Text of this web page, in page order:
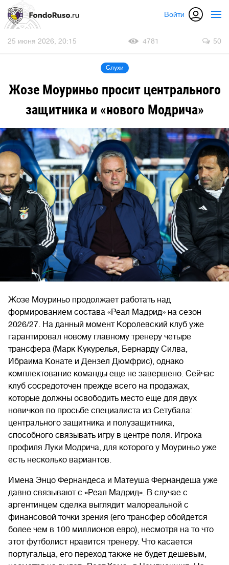
Войти
25 июня 2026, 20:15 4781 50
Слухи
Жозе Моуриньо просит центрального
защитника и «нового Модрича»
Жозе Моуриньо продолжает работать над
формированием состава «Реал Мадрид» на сезон
2026/27. На данный момент Королевский клуб уже
гарантировал новому главному тренеру четыре
трансфера (Марк Кукурелья, Бернарду Силва,
Ибраима Конате и Дензел Дюмфрис), однако
комплектование команды еще не завершено. Сейчас
клуб сосредоточен прежде всего на продажах,
которые должны освободить место еще для двух
новичков по просьбе специалиста из Сетубала:
центрального защитника и полузащитника,
способного связывать игру в центре поля. Игрока
профиля Луки Модрича, для которого у Моуриньо уже
есть несколько вариантов.
Имена Энцо Фернандеса и Матеуша Фернандеша уже
давно связывают с «Реал Мадрид». В случае с
аргентинцем сделка выглядит малореальной с
финансовой точки зрения (его трансфер обойдется
более чем в 100 миллионов евро), несмотря на то что
этот футболист нравится тренеру. Что касается
португальца, его переход также не будет дешевым,